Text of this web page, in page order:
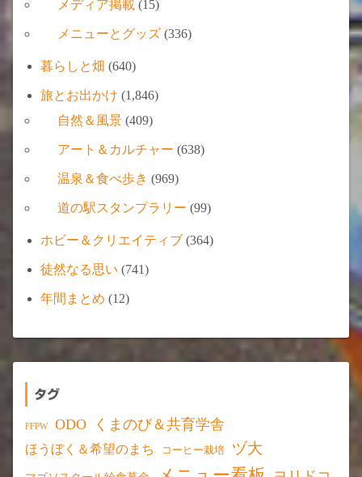
メディア掲載 (15)
メニューとグッズ (336)
暮らしと畑 (640)
旅とお出かけ (1,846)
自然＆風景 (409)
アート＆カルチャー (638)
温泉＆食べ歩き (969)
道の駅スタンプラリー (99)
ホビー＆クリエイティブ (364)
徒然なる思い (741)
年間まとめ (12)
タグ
FFPW ODO くまのび＆共育学舎
ほうぼく＆希望のまち コーヒー栽培 ヅ大